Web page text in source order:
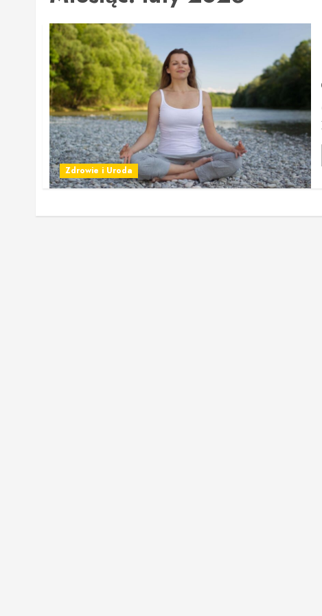
Zdrowie i Uroda